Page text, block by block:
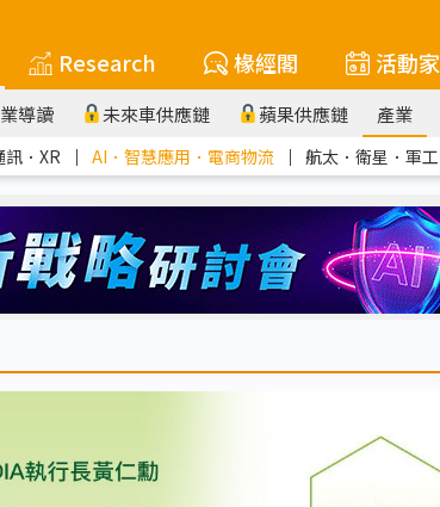
Research 椽經閣 活動家
導讀 未來車供應鏈 蘋果供應鏈 產業
．XR ｜ AI．智慧應用．電商物流 ｜ 航太．衛星．軍工